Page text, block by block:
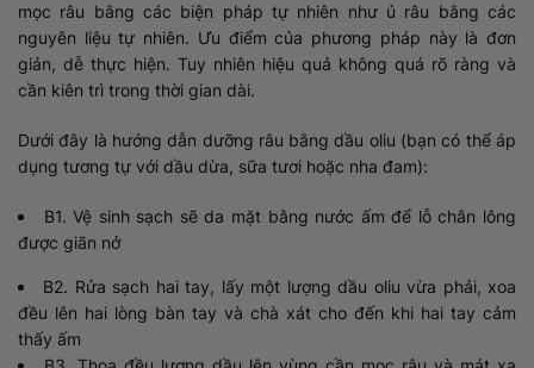
mọc râu bằng các biện pháp tự nhiên như ủ râu bằng các
nguyên liệu tự nhiên. Ưu điểm của phương pháp này là đơn
giản, dễ thực hiện. Tuy nhiên hiệu quả không quá rõ ràng và
cần kiên trì trong thời gian dài.
Dưới đây là hướng dẫn dưỡng râu bằng dầu oliu (bạn có thể áp
dụng tương tự với dầu dừa, sữa tươi hoặc nha đam):
B1. Vệ sinh sạch sẽ da mặt bằng nước ấm để lỗ chân lông
được giãn nở
B2. Rửa sạch hai tay, lấy một lượng dầu oliu vừa phải, xoa
đều lên hai lòng bàn tay và chà xát cho đến khi hai tay cảm
thấy ấm